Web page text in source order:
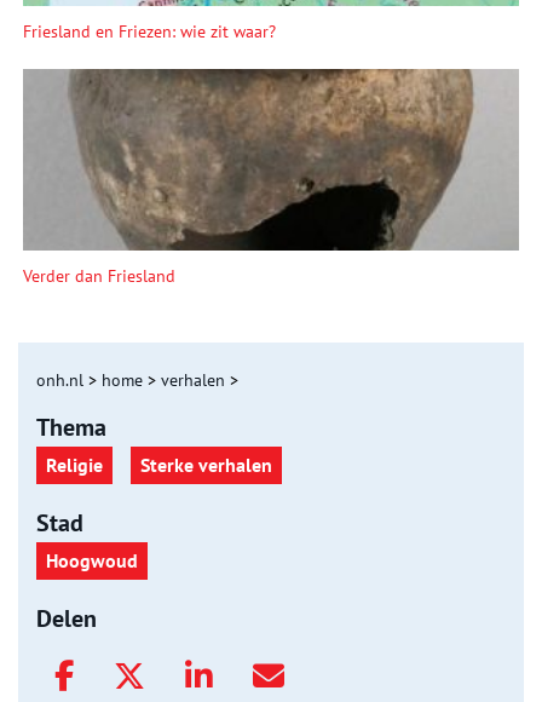
Friesland en Friezen: wie zit waar?
Verder dan Friesland
onh.nl > home > verhalen >
Thema
Religie Sterke verhalen
Stad
Hoogwoud
Delen